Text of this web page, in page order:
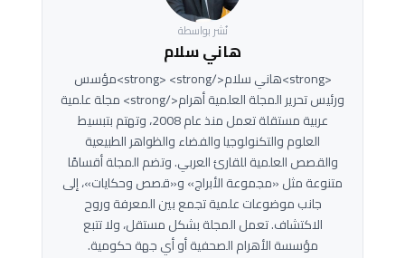
نُشر بواسطة
هاني سلام
<strong>هاني سلام</strong> <strong>مؤسس
ورئيس تحرير المجلة العلمية أهرام</strong> مجلة علمية
عربية مستقلة تعمل منذ عام 2008، وتهتم بتبسيط
العلوم والتكنولوجيا والفضاء والظواهر الطبيعية
والقصص العلمية للقارئ العربي. وتضم المجلة أقسامًا
متنوعة مثل «مجموعة الأبراج» و«قصص وحكايات»، إلى
جانب موضوعات علمية تجمع بين المعرفة وروح
الاكتشاف. تعمل المجلة بشكل مستقل، ولا تتبع
مؤسسة الأهرام الصحفية أو أي جهة حكومية.